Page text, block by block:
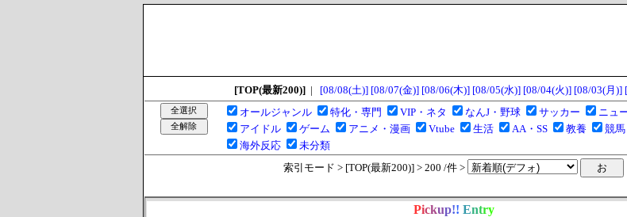
[TOP(最新200)] | [08/08(土)] [08/07(金)] [08/06(木)] [08/05(水)] [08/04(火)] [08/03(月)]
オールジャンル
特化・専門 VIP・ネタ なんJ・野球 サッカー ニュ
アイドル
ゲーム アニメ・漫画 Vtube 生活 AA・SS 教養 競
海外反応
未分類
索引モード > [TOP(最新200)] > 200 /件 >
Pickup!! Entry